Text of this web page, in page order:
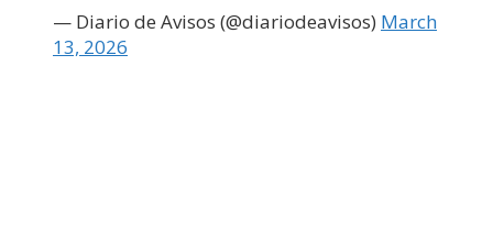
— Diario de Avisos (@diariodeavisos) March
13, 2026